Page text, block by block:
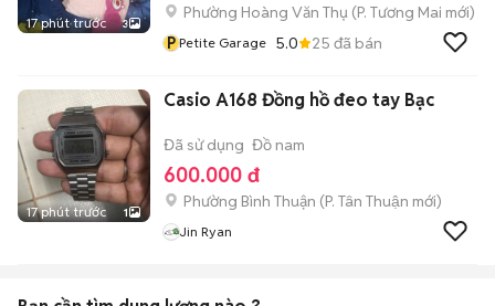
17 phút trước 3
Phường Hoàng Văn Thụ (P. Tương Mai mới)
P Petite Garage 5.0 25 đã bán
17 phút trước 1
Casio A168 Đồng hồ đeo tay Bạc
Đã sử dụng Đồ nam
600.000 đ
Phường Bình Thuận (P. Tân Thuận mới)
Jin Ryan